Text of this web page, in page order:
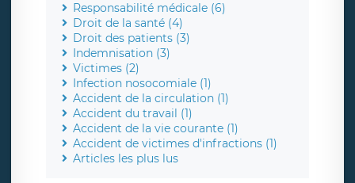
Responsabilité médicale (6)
Droit de la santé (4)
Droit des patients (3)
Indemnisation (3)
Victimes (2)
Infection nosocomiale (1)
Accident de la circulation (1)
Accident du travail (1)
Accident de la vie courante (1)
Accident de victimes d'infractions (1)
Articles les plus lus